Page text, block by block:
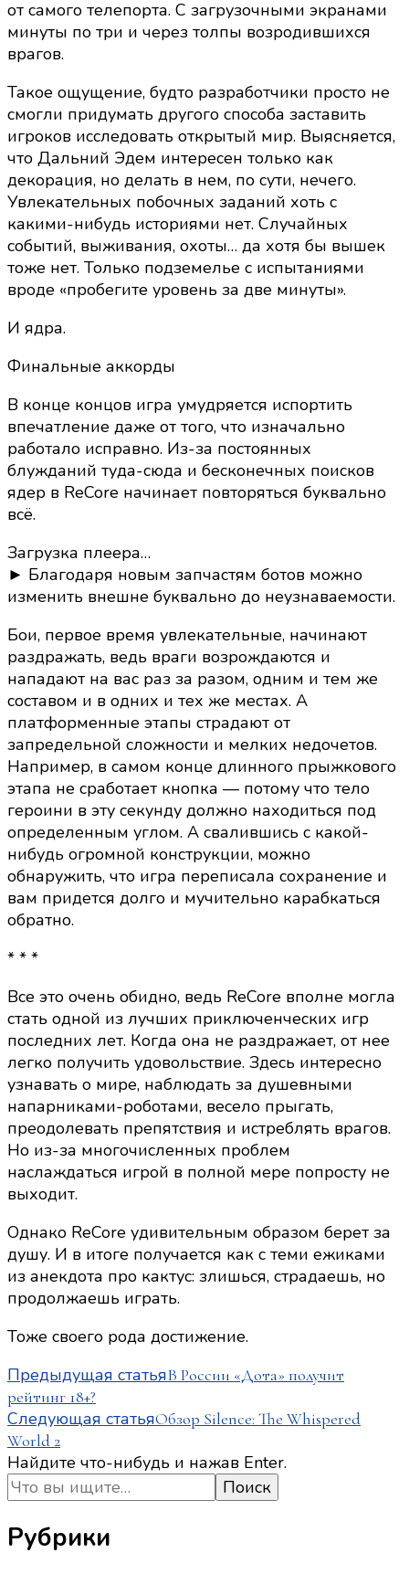
от самого телепорта. С загрузочными экранами
минуты по три и через толпы возродившихся
врагов.
Такое ощущение, будто разработчики просто не
смогли придумать другого способа заставить
игроков исследовать открытый мир. Выясняется,
что Дальний Эдем интересен только как
декорация, но делать в нем, по сути, нечего.
Увлекательных побочных заданий хоть с
какими-нибудь историями нет. Случайных
событий, выживания, охоты… да хотя бы вышек
тоже нет. Только подземелье с испытаниями
вроде «пробегите уровень за две минуты».
И ядра.
Финальные аккорды
В конце концов игра умудряется испортить
впечатление даже от того, что изначально
работало исправно. Из-за постоянных
блужданий туда-сюда и бесконечных поисков
ядер в ReCore начинает повторяться буквально
всё.
Загрузка плеера…
► Благодаря новым запчастям ботов можно
изменить внешне буквально до неузнаваемости.
Бои, первое время увлекательные, начинают
раздражать, ведь враги возрождаются и
нападают на вас раз за разом, одним и тем же
составом и в одних и тех же местах. А
платформенные этапы страдают от
запредельной сложности и мелких недочетов.
Например, в самом конце длинного прыжкового
этапа не сработает кнопка — потому что тело
героини в эту секунду должно находиться под
определенным углом. А свалившись с какой-
нибудь огромной конструкции, можно
обнаружить, что игра переписала сохранение и
вам придется долго и мучительно карабкаться
обратно.
* * *
Все это очень обидно, ведь ReCore вполне могла
стать одной из лучших приключенческих игр
последних лет. Когда она не раздражает, от нее
легко получить удовольствие. Здесь интересно
узнавать о мире, наблюдать за душевными
напарниками-роботами, весело прыгать,
преодолевать препятствия и истреблять врагов.
Но из-за многочисленных проблем
наслаждаться игрой в полной мере попросту не
выходит.
Однако ReCore удивительным образом берет за
душу. И в итоге получается как с теми ежиками
из анекдота про кактус: злишься, страдаешь, но
продолжаешь играть.
Тоже своего рода достижение.
Навигация
по
записям
Предыдущая статьяВ России «Дота» получит
рейтинг 18+?
Следующая статьяОбзор Silence: The Whispered
World 2
Ищите
что-
то?
Найдите что-нибудь и нажав Enter.
Рубрики